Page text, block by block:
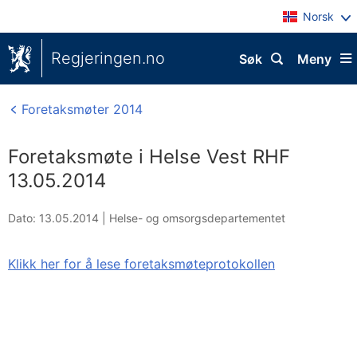
Norsk
Regjeringen.no Meny
Søk
Foretaksmøter 2014
Foretaksmøte i Helse Vest RHF
13.05.2014
Dato: 13.05.2014 Helse- og omsorgsdepartementet
Klikk her for å lese foretaksmøteprotokollen